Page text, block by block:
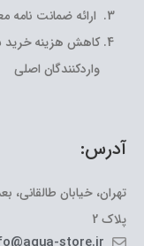
ارائه ضمانت
کاهش هزینه خرید
واردکنندگان اصلی
آدرس:
تهران، خیابان طالقانی،
پلاک 2